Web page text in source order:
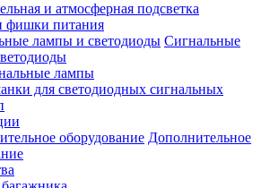
и атмосферная подсветка
фишки питания
Cигнальные
лампы
для светодиодных сигнальных
Дополнительное